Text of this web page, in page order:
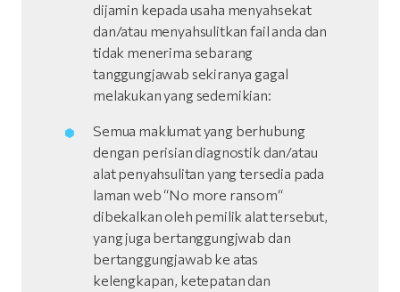
dijamin kepada usaha menyahsekat
dan/atau menyahsulitkan fail anda dan
tidak menerima sebarang
tanggungjawab sekiranya gagal
melakukan yang sedemikian:
Semua maklumat yang berhubung
dengan perisian diagnostik dan/atau
alat penyahsulitan yang tersedia pada
laman web “No more ransom“
dibekalkan oleh pemilik alat tersebut,
yang juga bertanggungjwab dan
bertanggungjawab ke atas
kelengkapan, ketepatan dan